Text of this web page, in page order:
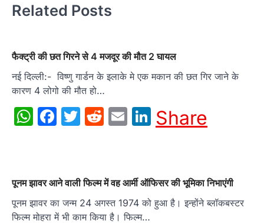
Related Posts
फैक्ट्री की छत गिरने से 4 मजदूर की मौत 2 घायल
नई दिल्‍ली:- विष्णु गार्डन के इलाके मे एक मकान की छत गिर जाने के
कारण 4 लोगो की मौत हो…
WhatsApp
Facebook
Twitter
Reddit
EmailLinkedIn
Share
पूनम झावर आने वाली फिल्म में वह आर्मी ऑफिसर की भूमिका निभाएंगी
पूनम झावर का जन्म 24 अगस्त 1974 को हुआ है। इन्होंने ब्लॉकबस्टर
फिल्म मोहरा में भी काम किया है। फिल्म…